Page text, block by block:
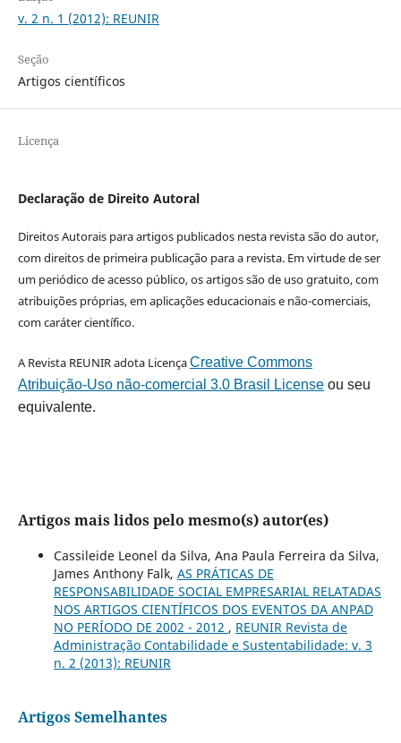
v. 2 n. 1 (2012): REUNIR
Seção
Artigos científicos
Licença
Declaração de Direito Autoral
Direitos Autorais para artigos publicados nesta revista são do autor,
com direitos de primeira publicação para a revista. Em virtude de ser
um periódico de acesso público, os artigos são de uso gratuito, com
atribuições próprias, em aplicações educacionais e não-comerciais,
com caráter científico.
A Revista REUNIR adota LicençaCreative Commons
Atribuição-Uso não-comercial 3.0 Brasil Licenseou seu
equivalente.
Artigos mais lidos pelo mesmo(s) autor(es)
Cassileide Leonel da Silva, Ana Paula Ferreira da Silva,
James Anthony Falk, AS PRÁTICAS DE
RESPONSABILIDADE SOCIAL EMPRESARIAL RELATADAS
NOS ARTIGOS CIENTÍFICOS DOS EVENTOS DA ANPAD
NO PERÍODO DE 2002 - 2012 , REUNIR Revista de
Administração Contabilidade e Sustentabilidade: v. 3
n. 2 (2013): REUNIR
Artigos Semelhantes